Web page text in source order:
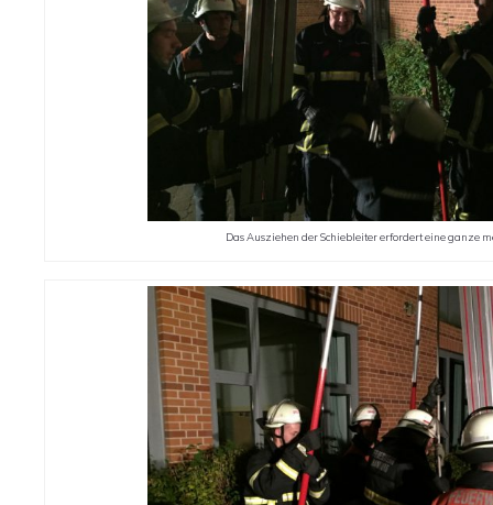
Das Ausziehen der Schiebleiter erfordert eine ganze